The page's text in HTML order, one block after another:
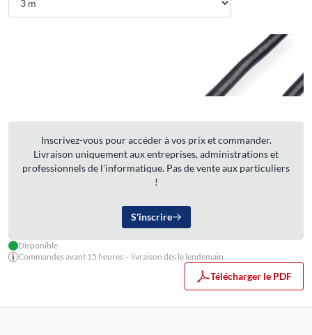
Inscrivez-vous pour accéder à vos prix et commander.
Livraison uniquement aux entreprises, administrations et
professionnels de l'informatique. Pas de vente aux particuliers
!
S'inscrire
Disponible
Commandes avant 15 heures – livraison dès le lendemain
Télécharger le PDF